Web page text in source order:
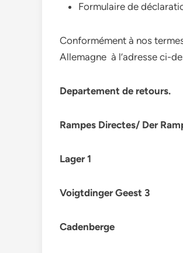
Formulaire de
Conformément à nos
Allemagne à l’adresse ci-
Departement de retours.
Rampes Directes/ Der
Lager 1
Voigtdinger Geest 3
Cadenberge